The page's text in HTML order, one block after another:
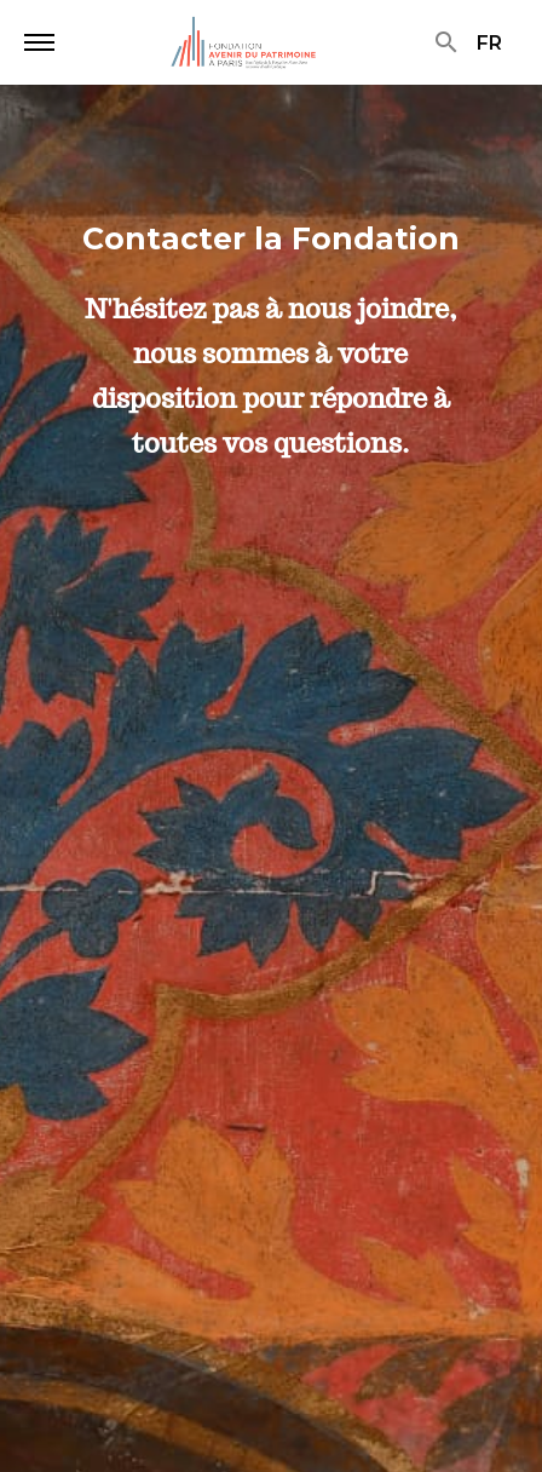
search FR
Contacter la Fondation
N'hésitez pas à nous joindre,
nous sommes à votre
disposition pour répondre à
toutes vos questions.